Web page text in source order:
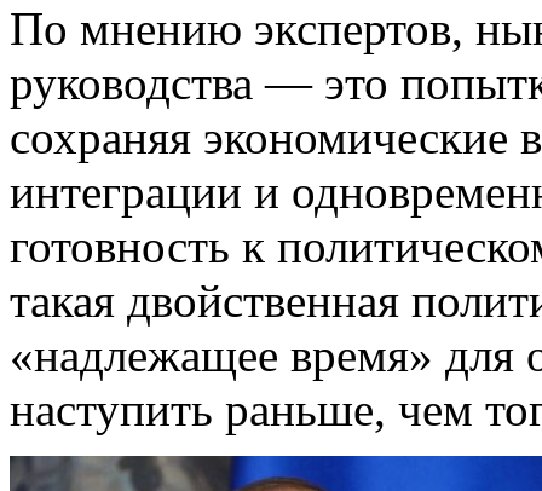
По мнению экспертов,
руководства — это
сохраняя экономические
интеграции и
готовность к
такая двойственная
«надлежащее время» для
наступить раньше, чем